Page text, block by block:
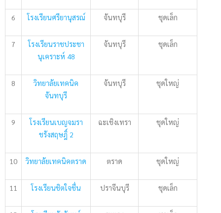
6 โรงเรียนศรียานุสรณ์ จันทบุรี ชุดเล็ก
7
โรงเรียนราชประชา
นุเคราะห์ 48
จันทบุรี ชุดเล็ก
8
วิทยาลัยเทคนิค
จันทบุรี
จันทบุรี ชุดใหญ่
9
โรงเรียนเบญจมรา
ชรังสฤษฎิ์ 2
ฉะเชิงเทรา ชุดใหญ่
10 วิทยาลัยเทคนิคตราด ตราด ชุดใหญ่
11 โรงเรียนชิตใจชื่น ปราจีนบุรี ชุดเล็ก